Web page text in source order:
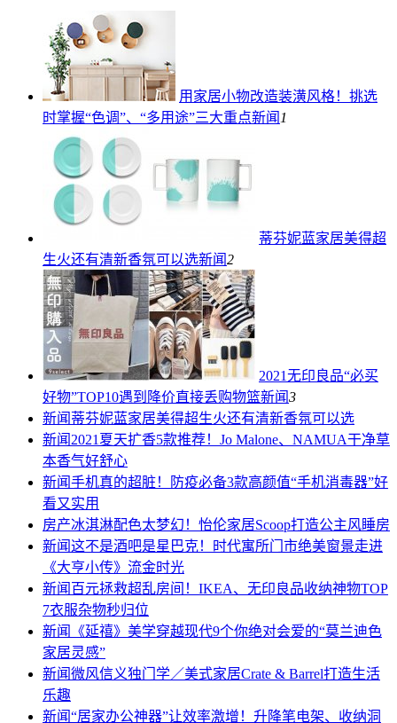
用家居小物改造装潢风格！挑选
时掌握“色调”、“多用途”三大重点新闻1
蒂芬妮蓝家居美得超
生火还有清新香氛可以选新闻2
2021无印良品“必买
好物”TOP10遇到降价直接丢购物篮新闻3
新闻 蒂芬妮蓝家居美得超生火还有清新香氛可以选
新闻2021夏天扩香5款推荐！Jo Malone、NAMUA干净草
本香气好舒心
新闻手机真的超脏！防疫必备3款高颜值“手机消毒器”好
看又实用
房产冰淇淋配色太梦幻！怡伦家居Scoop打造公主风睡房
新闻这不是酒吧是星巴克！时代寓所门市绝美窗景走进
《大亨小传》流金时光
新闻 百元拯救超乱房间！IKEA、无印良品收纳神物TOP
7衣服杂物秒归位
新闻
《延禧》美学穿越现代9个你绝对会爱的“莫兰迪色
家居灵感”
新闻微风信义独门学／美式家居Crate & Barrel打造生活
乐趣
新闻“居家办公神器”让效率激增！升降笔电架、收纳洞